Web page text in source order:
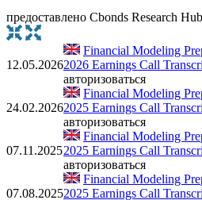
предоставлено Cbonds Research Hub
12.05.2026
Financial Modeling
2026 Earnings Call
авторизоваться
24.02.2026
Financial Modeling
2025 Earnings Call
авторизоваться
07.11.2025
Financial Modeling
2025 Earnings Call
авторизоваться
07.08.2025
Financial Modeling
2025 Earnings Call